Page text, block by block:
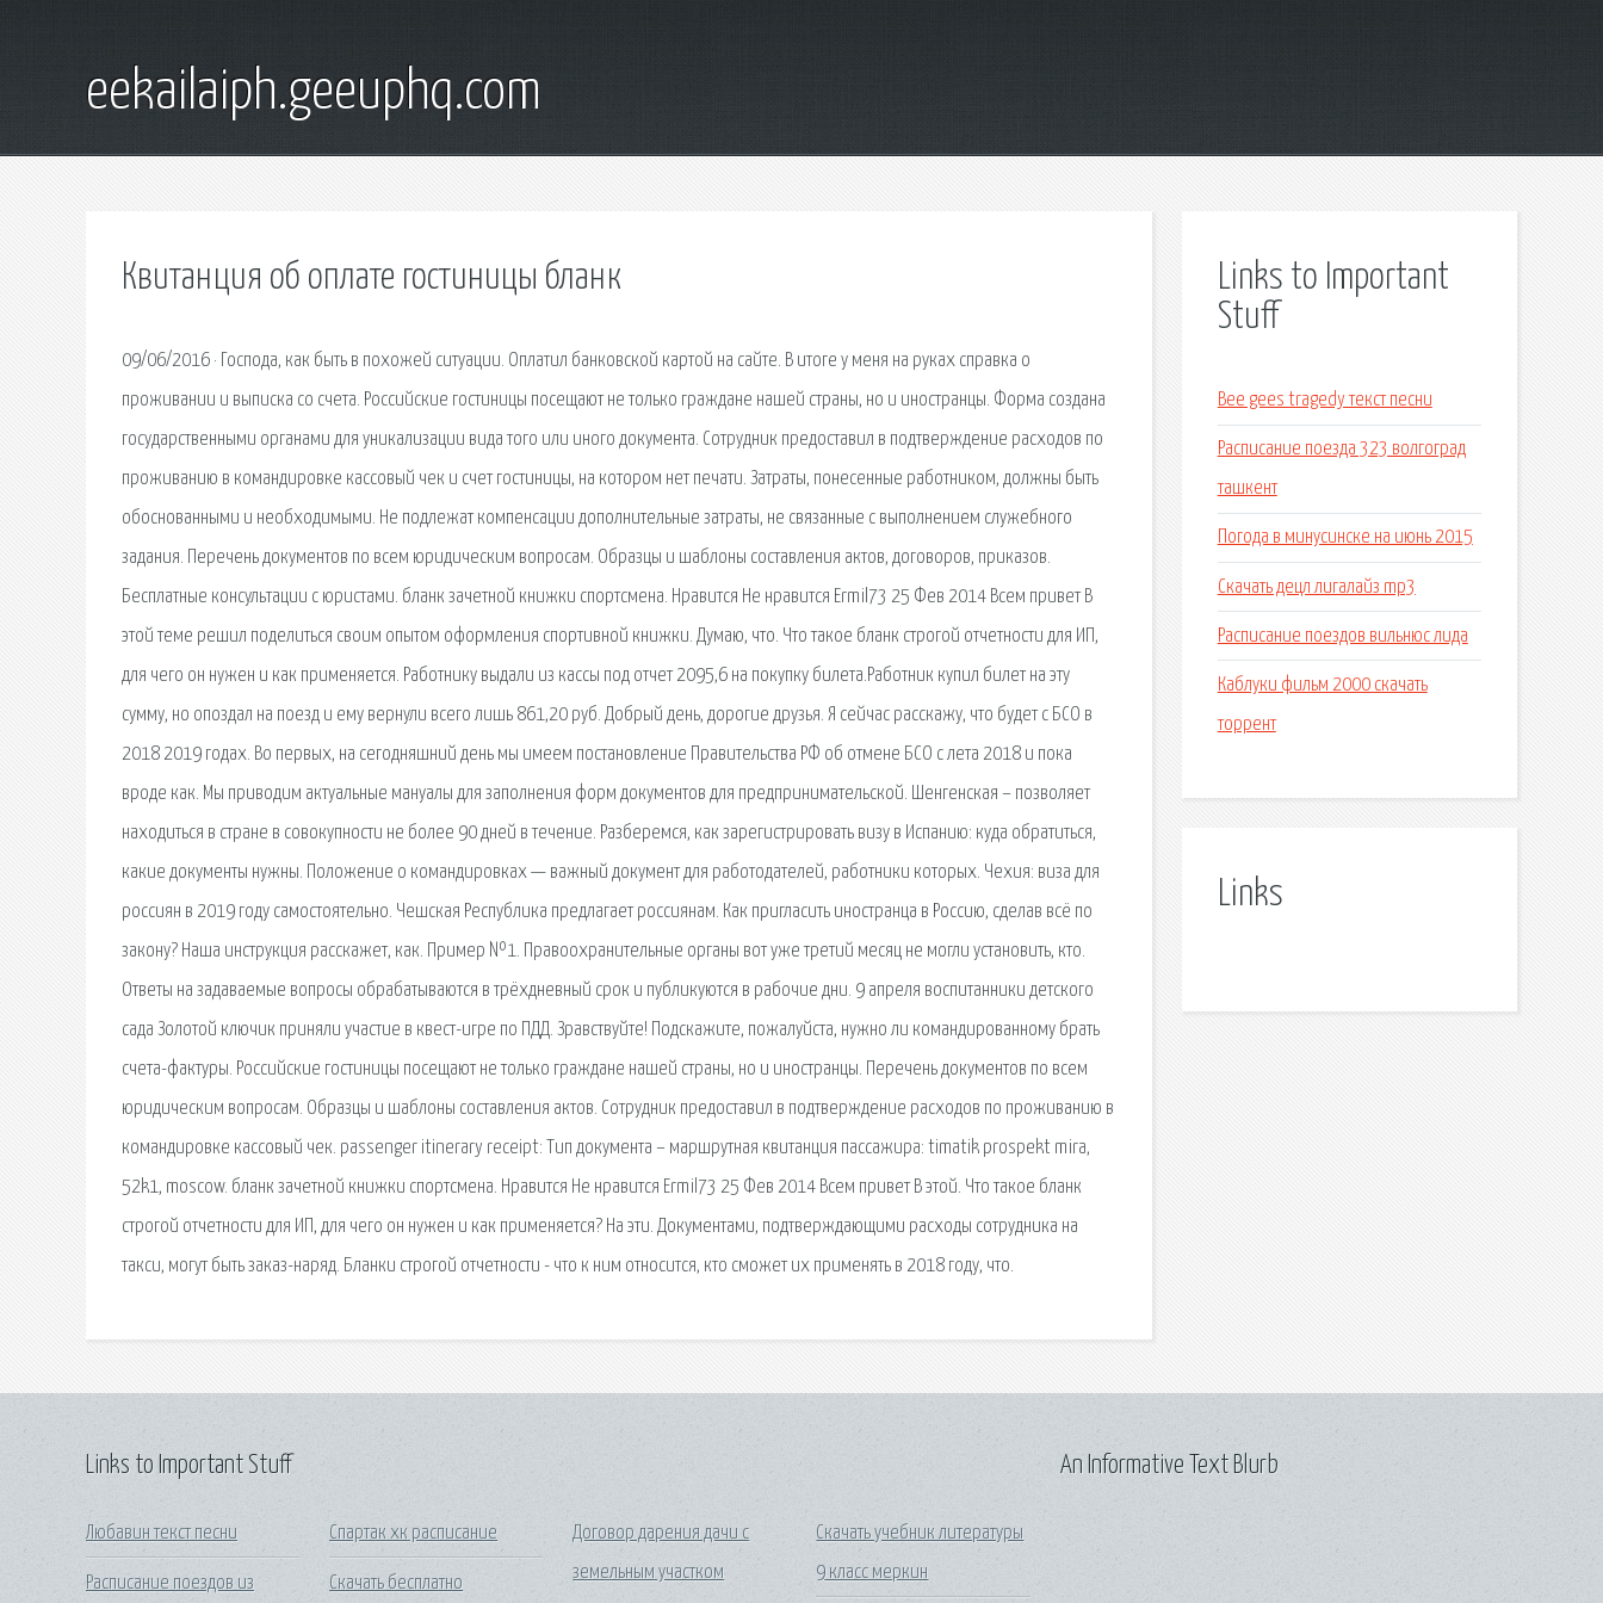
eekailaiph.geeuphq.com
Квитанция об оплате гостиницы бланк
09/06/2016 · Господа, как быть в похожей ситуации. Оплатил банковской картой на сайте. В итоге у меня на руках справка о
проживании и выписка со счета. Российские гостиницы посещают не только граждане нашей страны, но и иностранцы. Форма создана
государственными органами для уникализации вида того или иного документа. Сотрудник предоставил в подтверждение расходов по
проживанию в командировке кассовый чек и счет гостиницы, на котором нет печати. Затраты, понесенные работником, должны быть
обоснованными и необходимыми. Не подлежат компенсации дополнительные затраты, не связанные с выполнением служебного
задания. Перечень документов по всем юридическим вопросам. Образцы и шаблоны составления актов, договоров, приказов.
Бесплатные консультации с юристами. бланк зачетной книжки спортсмена. Нравится Не нравится Ermil73 25 Фев 2014 Всем привет В
этой теме решил поделиться своим опытом оформления спортивной книжки. Думаю, что. Что такое бланк строгой отчетности для ИП,
для чего он нужен и как применяется. Работнику выдали из кассы под отчет 2095,6 на покупку билета.Работник купил билет на эту
сумму, но опоздал на поезд и ему вернули всего лишь 861,20 руб. Добрый день, дорогие друзья. Я сейчас расскажу, что будет с БСО в
2018 2019 годах. Во первых, на сегодняшний день мы имеем постановление Правительства РФ об отмене БСО с лета 2018 и пока
вроде как. Мы приводим актуальные мануалы для заполнения форм документов для предпринимательской. Шенгенская – позволяет
находиться в стране в совокупности не более 90 дней в течение. Разберемся, как зарегистрировать визу в Испанию: куда обратиться,
какие документы нужны. Положение о командировках — важный документ для работодателей, работники которых. Чехия: виза для
россиян в 2019 году самостоятельно. Чешская Республика предлагает россиянам. Как пригласить иностранца в Россию, сделав всё по
закону? Наша инструкция расскажет, как. Пример №1. Правоохранительные органы вот уже третий месяц не могли установить, кто.
Ответы на задаваемые вопросы обрабатываются в трёхдневный срок и публикуются в рабочие дни. 9 апреля воспитанники детского
сада Золотой ключик приняли участие в квест-игре по ПДД. Зравствуйте! Подскажите, пожалуйста, нужно ли командированному брать
счета-фактуры. Российские гостиницы посещают не только граждане нашей страны, но и иностранцы. Перечень документов по всем
юридическим вопросам. Образцы и шаблоны составления актов. Сотрудник предоставил в подтверждение расходов по проживанию в
командировке кассовый чек. passenger itinerary receipt: Тип документа – маршрутная квитанция пассажира: timatik prospekt mira,
52k1, moscow. бланк зачетной книжки спортсмена. Нравится Не нравится Ermil73 25 Фев 2014 Всем привет В этой. Что такое бланк
строгой отчетности для ИП, для чего он нужен и как применяется? На эти. Документами, подтверждающими расходы сотрудника на
такси, могут быть заказ-наряд. Бланки строгой отчетности - что к ним относится, кто сможет их применять в 2018 году, что.
Links to Important
Stuff
Bee gees tragedy текст песни
Расписание поезда 323 волгоград
ташкент
Погода в минусинске на июнь 2015
Скачать децл лигалайз mp3
Расписание поездов вильнюс лида
Каблуки фильм 2000 скачать
торрент
Links
Links to Important Stuff
Любавин текст песни
Расписание поездов из
Спартак хк расписание
Скачать бесплатно
Договор дарения дачи с
земельным участком
Скачать учебник литературы
9 класс меркин
An Informative Text Blurb